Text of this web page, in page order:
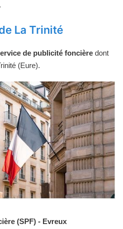
La Trinité
de publicité foncière dont
(Eure).
(SPF) - Evreux